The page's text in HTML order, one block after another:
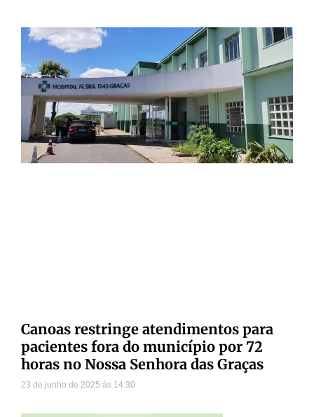
Canoas restringe atendimentos para
pacientes fora do município por 72
horas no Nossa Senhora das Graças
23 de junho de 2025 14:30